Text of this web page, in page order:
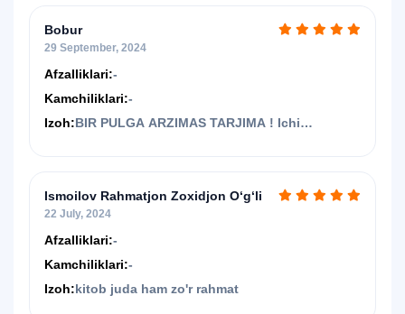
Bobur
29 September, 2024
Afzalliklari:-
Kamchiliklari:-
Izoh:BIR PULGA ARZIMAS TARJIMA ! Ichi
o'qiyotgan 3 tarjimasi rasvo kitob sizlar
tarafdan.
Ismoilov Rahmatjon Zoxidjon O‘g‘li
22 July, 2024
Afzalliklari:-
Kamchiliklari:-
Izoh:kitob juda ham zo'r rahmat